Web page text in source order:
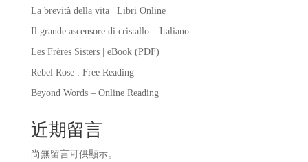
La brevità della vita | Libri Online
Il grande ascensore di cristallo – Italiano
Les Frères Sisters | eBook (PDF)
Rebel Rose : Free Reading
Beyond Words – Online Reading
近期留言
尚無留言可供顯示。